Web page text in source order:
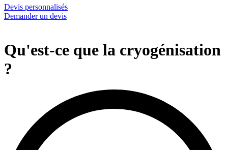
Devis personnalisés
Demander un devis
Qu'est-ce que la cryogénisation
?